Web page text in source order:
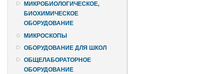
МИКРОБИОЛОГИЧЕСКОЕ,
БИОХИМИЧЕСКОЕ
ОБОРУДОВАНИЕ
МИКРОСКОПЫ
ОБОРУДОВАНИЕ ДЛЯ ШКОЛ
ОБЩЕЛАБОРАТОРНОЕ
ОБОРУДОВАНИЕ